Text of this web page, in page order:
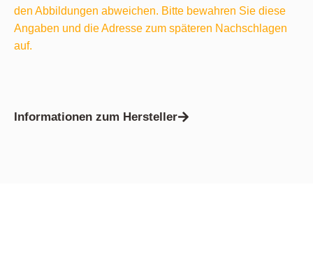
den Abbildungen abweichen. Bitte bewahren Sie diese
Angaben und die Adresse zum späteren Nachschlagen
auf.
Informationen zum Hersteller